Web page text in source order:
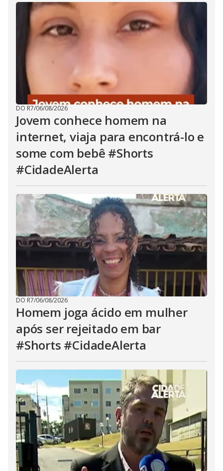
DO R7/06/08/2026
Jovem conhece homem na
internet, viaja para encontrá-lo e
some com bebê #Shorts
#CidadeAlerta
DO R7/06/08/2026
Homem joga ácido em mulher
após ser rejeitado em bar
#Shorts #CidadeAlerta